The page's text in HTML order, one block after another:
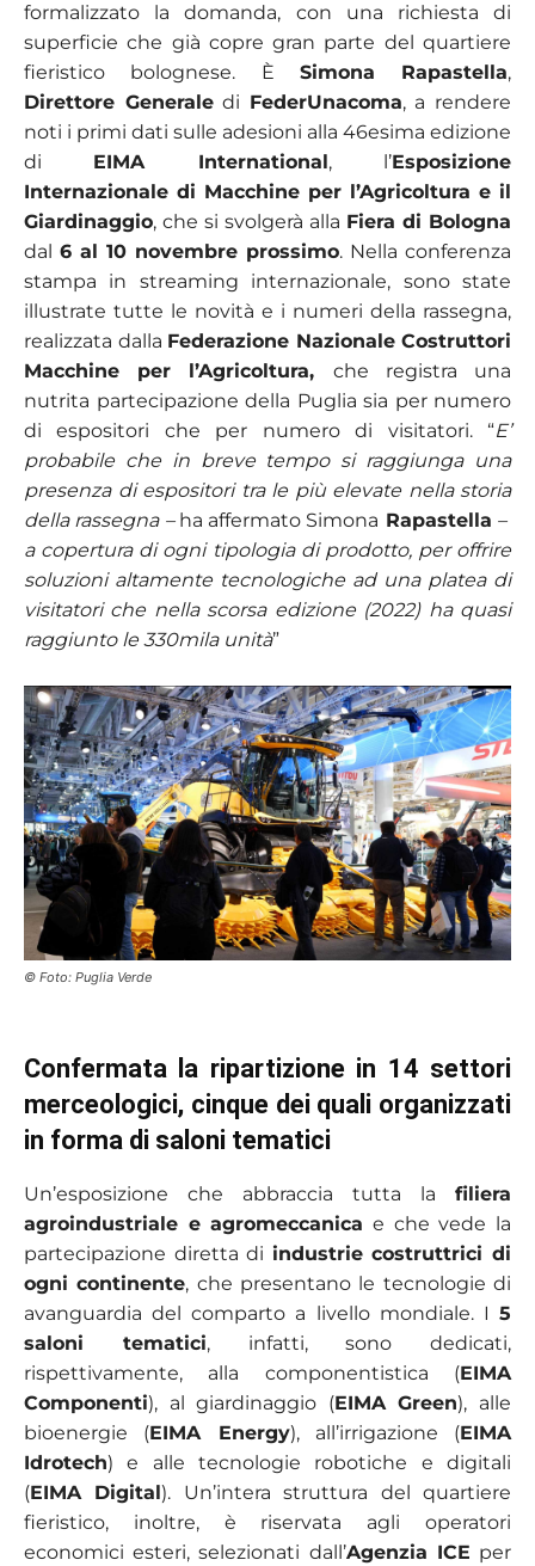
formalizzato la domanda, con una richiesta di
superficie che già copre gran parte del quartiere
fieristico bolognese. È Simona Rapastella,
Direttore Generaledi FederUnacoma, a rendere
noti i primi dati sulle adesioni alla 46esima edizione
di EIMA International, l’Esposizione
Internazionale di Macchine per l’Agricoltura e il
Giardinaggio, che si svolgerà alla Fiera di Bologna
dal 6 al 10 novembre prossimo. Nella conferenza
stampa in streaming internazionale, sono state
illustrate tutte le novità e i numeri della rassegna,
realizzata dalla Federazione Nazionale Costruttori
Macchine per l’Agricoltura, che registra una
nutrita partecipazione della Puglia sia per numero
di espositori che per numero di visitatori. “E’
probabile che in breve tempo si raggiunga una
presenza di espositori tra le più elevate nella storia
della rassegna – ha affermato Simona Rapastella –
a copertura di ogni tipologia di prodotto, per offrire
soluzioni altamente tecnologiche ad una platea di
visitatori che nella scorsa edizione (2022) ha quasi
raggiunto le 330mila unità”
© Foto: Puglia Verde
Confermata la ripartizione in 14 settori
merceologici, cinque dei quali organizzati
in forma di saloni tematici
Un’esposizione che abbraccia tutta la filiera
agroindustriale e agromeccanica e che vede la
partecipazione diretta di industrie costruttrici di
ogni continente, che presentano le tecnologie di
avanguardia del comparto a livello mondiale. I 5
saloni tematici, infatti, sono dedicati,
rispettivamente, alla componentistica (EIMA
Componenti), al giardinaggio (EIMA Green), alle
bioenergie (EIMA Energy), all’irrigazione (EIMA
Idrotech) e alle tecnologie robotiche e digitali
(EIMA Digital). Un’intera struttura del quartiere
fieristico, inoltre, è riservata agli operatori
economici esteri, selezionati dall’Agenzia ICE per